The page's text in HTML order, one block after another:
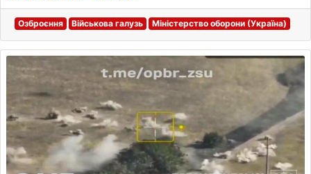
Озброєння Військова галузь Міністерство оборони (Україна)